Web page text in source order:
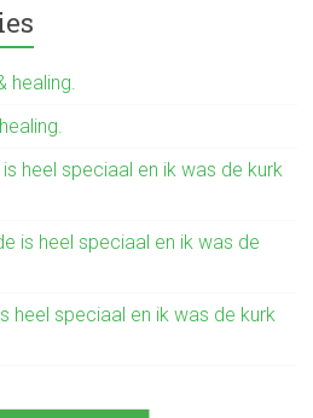
healing.
heel speciaal en ik was de kurk
is heel speciaal en ik was de
heel speciaal en ik was de kurk